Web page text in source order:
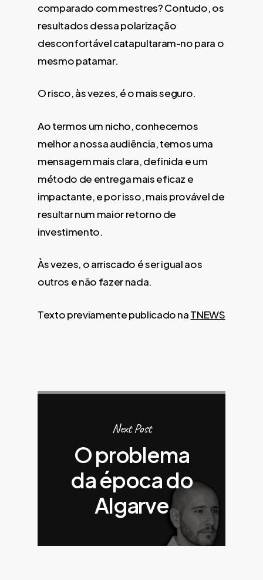
comparado com mestres? Contudo, os
resultados dessa polarização
desconfortável catapultaram-no para o
mesmo patamar.
O risco, às vezes, é o mais seguro.
Ao termos um nicho, conhecemos
melhor a nossa audiência, temos uma
mensagem mais clara, definida e um
método de entrega mais eficaz e
impactante, e por isso, mais provável de
resultar num maior retorno de
investimento.
Às vezes, o arriscado é ser igual aos
outros e não fazer nada.
Texto previamente publicado naTNEWS
Next Post
O problema
da época do
Algarve